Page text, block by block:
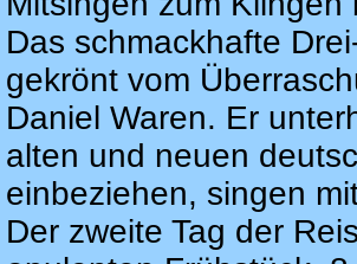
Das schmackhafte
gekrönt vom
Daniel Waren. Er
alten und neuen
einbeziehen, singen
Der zweite Tag der